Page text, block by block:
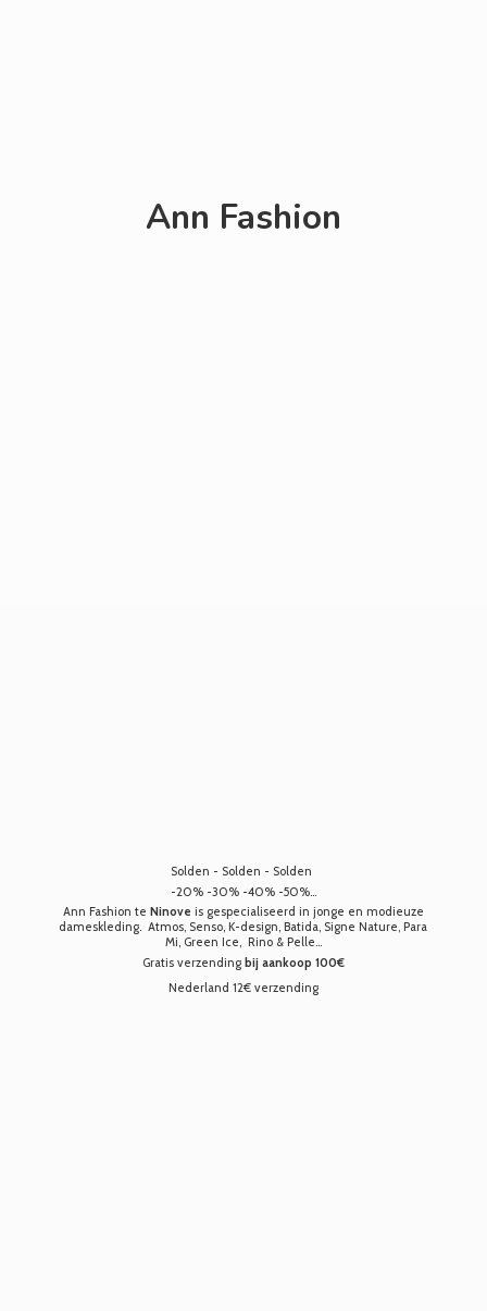
Ann Fashion
Solden - Solden - Solden
-20% -30% -40% -50%...
Ann Fashion te Ninove is gespecialiseerd in jonge en modieuze
dameskleding. Atmos, Senso, K-design, Batida, Signe Nature, Para
Mi, Green Ice, Rino & Pelle...
Gratis verzending bij aankoop 100€
Nederland 12€ verzending